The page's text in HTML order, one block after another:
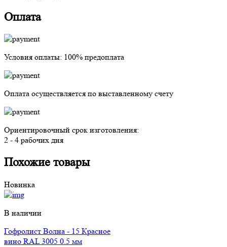
Оплата
Условия оплаты: 100% предоплата
Оплата осуществляется по выставленному счету
Ориентировочный срок изготовления:
2 - 4 рабочих дня
Похожие товары
Новинка
В наличии
Гофролист Волна - 15 Красное
вино RAL 3005 0.5 мм